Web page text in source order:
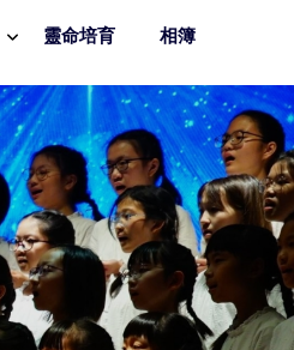
靈命培育 相簿